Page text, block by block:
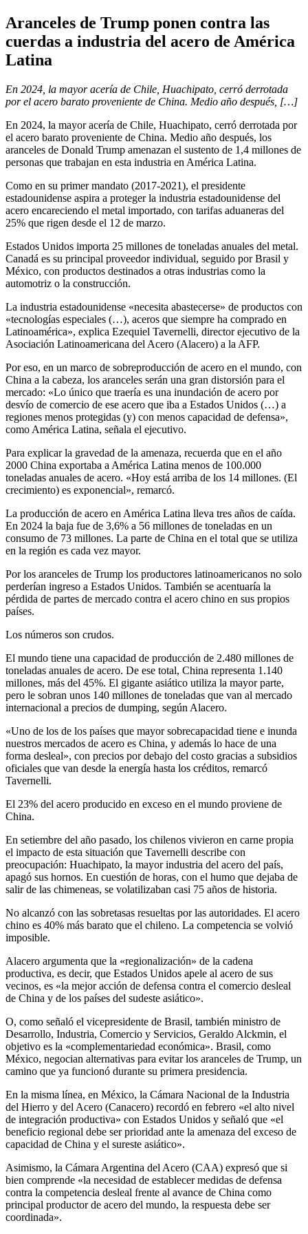
Aranceles de Trump ponen contra las
cuerdas a industria del acero de América
Latina
En 2024, la mayor acería de Chile, Huachipato, cerró derrotada
por el acero barato proveniente de China. Medio año después, […]
En 2024, la mayor acería de Chile, Huachipato, cerró derrotada por
el acero barato proveniente de China. Medio año después, los
aranceles de Donald Trump amenazan el sustento de 1,4 millones de
personas que trabajan en esta industria en América Latina.
Como en su primer mandato (2017-2021), el presidente
estadounidense aspira a proteger la industria estadounidense del
acero encareciendo el metal importado, con tarifas aduaneras del
25% que rigen desde el 12 de marzo.
Estados Unidos importa 25 millones de toneladas anuales del metal.
Canadá es su principal proveedor individual, seguido por Brasil y
México, con productos destinados a otras industrias como la
automotriz o la construcción.
La industria estadounidense «necesita abastecerse» de productos con
«tecnologías especiales (…), aceros que siempre ha comprado en
Latinoamérica», explica Ezequiel Tavernelli, director ejecutivo de la
Asociación Latinoamericana del Acero (Alacero) a la AFP.
Por eso, en un marco de sobreproducción de acero en el mundo, con
China a la cabeza, los aranceles serán una gran distorsión para el
mercado: «Lo único que traería es una inundación de acero por
desvío de comercio de ese acero que iba a Estados Unidos (…) a
regiones menos protegidas (y) con menos capacidad de defensa»,
como América Latina, señala el ejecutivo.
Para explicar la gravedad de la amenaza, recuerda que en el año
2000 China exportaba a América Latina menos de 100.000
toneladas anuales de acero. «Hoy está arriba de los 14 millones. (El
crecimiento) es exponencial», remarcó.
La producción de acero en América Latina lleva tres años de caída.
En 2024 la baja fue de 3,6% a 56 millones de toneladas en un
consumo de 73 millones. La parte de China en el total que se utiliza
en la región es cada vez mayor.
Por los aranceles de Trump los productores latinoamericanos no solo
perderían ingreso a Estados Unidos. También se acentuaría la
pérdida de partes de mercado contra el acero chino en sus propios
países.
Los números son crudos.
El mundo tiene una capacidad de producción de 2.480 millones de
toneladas anuales de acero. De ese total, China representa 1.140
millones, más del 45%. El gigante asiático utiliza la mayor parte,
pero le sobran unos 140 millones de toneladas que van al mercado
internacional a precios de dumping, según Alacero.
«Uno de los de los países que mayor sobrecapacidad tiene e inunda
nuestros mercados de acero es China, y además lo hace de una
forma desleal», con precios por debajo del costo gracias a subsidios
oficiales que van desde la energía hasta los créditos, remarcó
Tavernelli.
El 23% del acero producido en exceso en el mundo proviene de
China.
En setiembre del año pasado, los chilenos vivieron en carne propia
el impacto de esta situación que Tavernelli describe con
preocupación: Huachipato, la mayor industria del acero del país,
apagó sus hornos. En cuestión de horas, con el humo que dejaba de
salir de las chimeneas, se volatilizaban casi 75 años de historia.
No alcanzó con las sobretasas resueltas por las autoridades. El acero
chino es 40% más barato que el chileno. La competencia se volvió
imposible.
Alacero argumenta que la «regionalización» de la cadena
productiva, es decir, que Estados Unidos apele al acero de sus
vecinos, es «la mejor acción de defensa contra el comercio desleal
de China y de los países del sudeste asiático».
O, como señaló el vicepresidente de Brasil, también ministro de
Desarrollo, Industria, Comercio y Servicios, Geraldo Alckmin, el
objetivo es la «complementariedad económica». Brasil, como
México, negocian alternativas para evitar los aranceles de Trump, un
camino que ya funcionó durante su primera presidencia.
En la misma línea, en México, la Cámara Nacional de la Industria
del Hierro y del Acero (Canacero) recordó en febrero «el alto nivel
de integración productiva» con Estados Unidos y señaló que «el
beneficio regional debe ser prioridad ante la amenaza del exceso de
capacidad de China y el sureste asiático».
Asimismo, la Cámara Argentina del Acero (CAA) expresó que si
bien comprende «la necesidad de establecer medidas de defensa
contra la competencia desleal frente al avance de China como
principal productor de acero del mundo, la respuesta debe ser
coordinada».